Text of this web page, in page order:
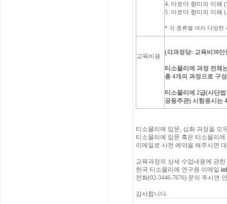
4. 아로마 향미의 이해
5. 아로마 향미의 이해
* 각 종류별 여러 다양한
교육비용
(각과정당: 교육비30만
티소믈리에 과정 전체
총 4개의 과정으로 구
티소믈리에 2급(사단
공동주관) 시험응시는
티소믈리에 입문, 심화 과정을 모
티소믈리에 입문 혹은 티소믈리
이메일로 사전 예약을 해주시면
교육과정의 상세 수업내용에 관
한국 티소믈리에 연구원 이메일
전화(02-3446-7676) 문의 주시면
감사합니다.